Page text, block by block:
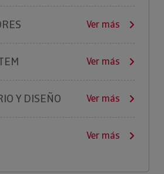
Ver más
Ver más
Y DISEÑO Ver más
Ver más